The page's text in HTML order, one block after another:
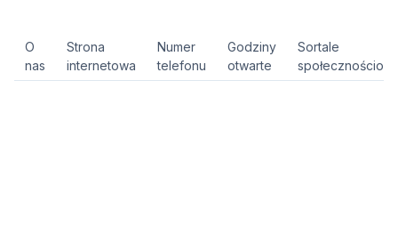
O
nas
Strona
internetowa
Numer
telefonu
Godziny
otwarte
Sortale